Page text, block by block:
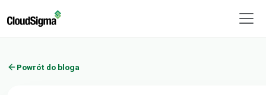
Powrót do bloga